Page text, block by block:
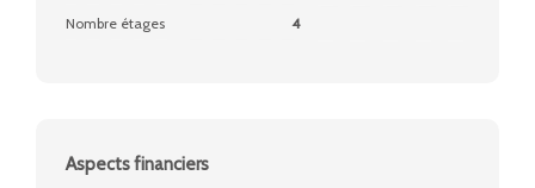
Nombre étages
4
Aspects financiers